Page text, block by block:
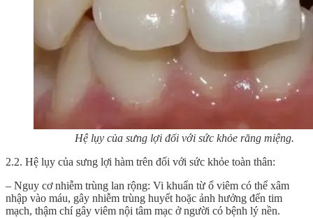
Hệ lụy của sưng lợi đối với sức khỏe răng miệng.
2.2. Hệ lụy của sưng lợi hàm trên đối với sức khỏe toàn thân:
– Nguy cơ nhiễm trùng lan rộng: Vi khuẩn từ ổ viêm có thể xâm
nhập vào máu, gây nhiễm trùng huyết hoặc ảnh hưởng đến tim
mạch, thậm chí gây viêm nội tâm mạc ở người có bệnh lý nền.